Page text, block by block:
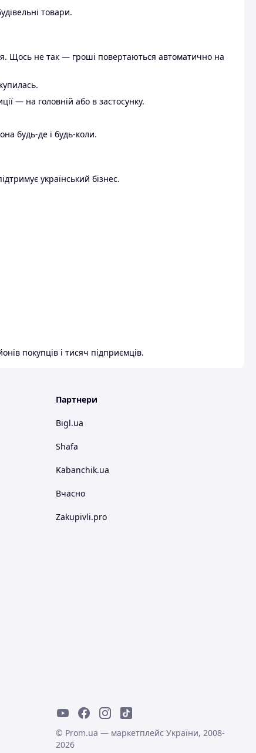
товари.
Щось не так — гроші повертаються автоматично на
— на головній або в застосунку.
будь-де і будь-коли.
український бізнес.
покупців і тисяч підприємців.
Партнери
Bigl.ua
Shafa
Kabanchik.ua
Вчасно
Zakupivli.pro
© Prom.ua — маркетплейс України, 2008-
2026